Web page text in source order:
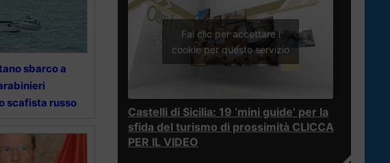
sbarco a
scafista russo
Fai clic per accettare i
cookie per questo servizio
Castelli di Sicilia: 19 ‘mini guide’ per la
sfida del turismo di prossimità CLICCA
PER IL VIDEO